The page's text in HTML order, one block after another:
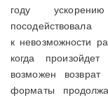
году
к невозможности
когда
возможен
форматы